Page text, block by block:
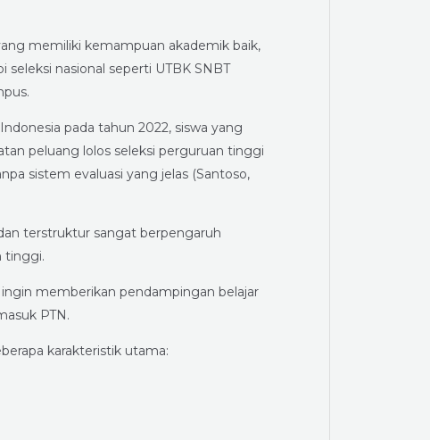
memiliki kemampuan akademik baik,
nasional seperti UTBK SNBT
pada tahun 2022, siswa yang
peluang lolos seleksi perguruan tinggi
sistem evaluasi yang jelas (Santoso,
terstruktur sangat berpengaruh
tinggi.
memberikan pendampingan belajar
PTN.
karakteristik utama: